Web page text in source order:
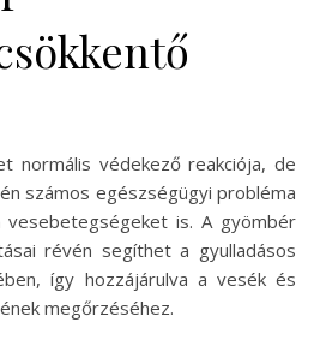
normális védekező reakciója, de
számos egészségügyi probléma
is. A gyömbér
révén segíthet a gyulladásos
így hozzájárulva a vesék és
megőrzéséhez.